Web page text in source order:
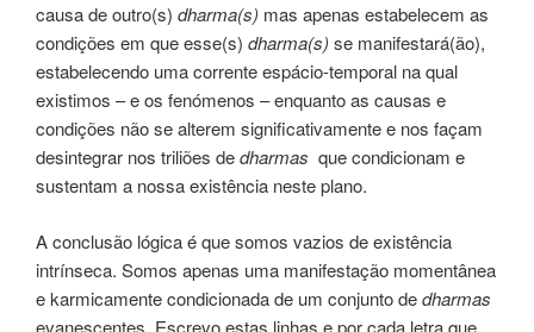
causa de outro(s) dharma(s) mas apenas estabelecem as
condições em que esse(s) dharma(s) se manifestará(ão),
estabelecendo uma corrente espácio-temporal na qual
existimos – e os fenómenos – enquanto as causas e
condições não se alterem significativamente e nos façam
desintegrar nos triliões dedharmas que condicionam e
sustentam a nossa existência neste plano.
A conclusão lógica é que somos vazios de existência
intrínseca. Somos apenas uma manifestação momentânea
e karmicamente condicionada de um conjunto dedharmas
evanescentes. Escrevo estas linhas e por cada letra que